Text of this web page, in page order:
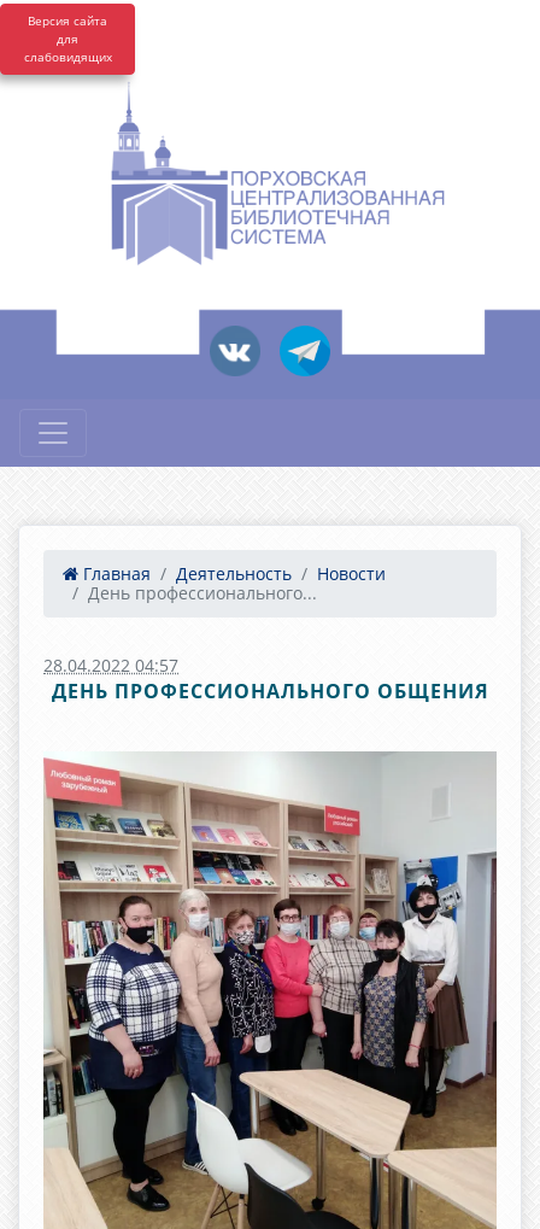
Версия сайта
для
слабовидящих
Главная Деятельность
Новости
День профессионального...
28.04.2022 04:57
ДЕНЬ ПРОФЕССИОНАЛЬНОГО ОБЩЕНИЯ